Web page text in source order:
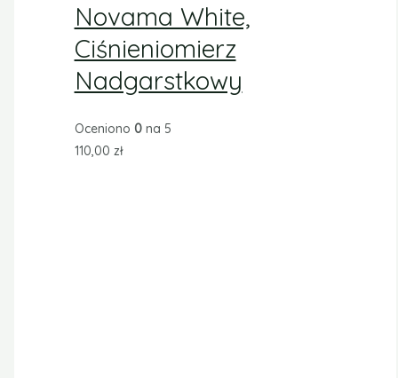
Novama White,
Ciśnieniomierz
Nadgarstkowy
Oceniono 0na 5
110,00 zł